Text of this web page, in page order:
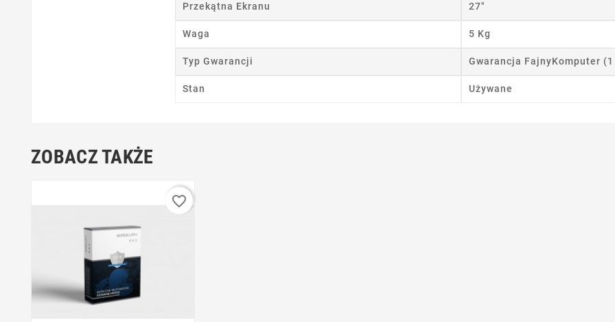
Przekątna Ekranu 27"
Waga 5 Kg
Typ Gwarancji Gwarancja FajnyKomputer (1
Stan Używane
ZOBACZ TAKŻE
favorite_border
Utwórz listę życzeń